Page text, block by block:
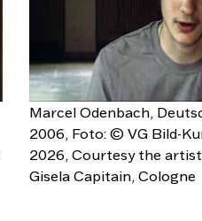
Marcel Odenbach,
2006, Foto: © VG Bild-
2026, Courtesy the
Gisela Capitain, Cologne